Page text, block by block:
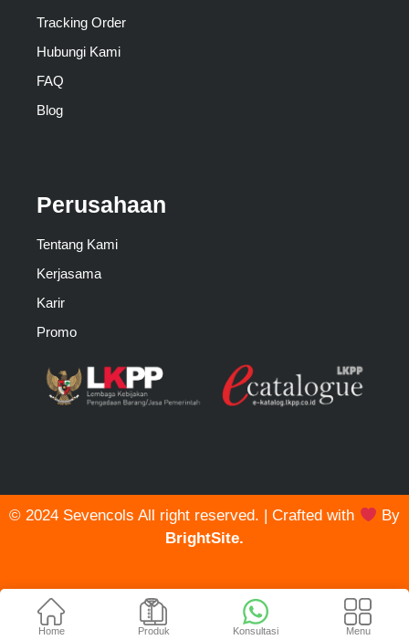
Home Produk Konsultasi Menu
Tracking Order
Hubungi Kami
FAQ
Blog
Perusahaan
Tentang Kami
Kerjasama
Karir
Promo
© 2024 Sevencols All right reserved. | Crafted with
By
BrightSite.